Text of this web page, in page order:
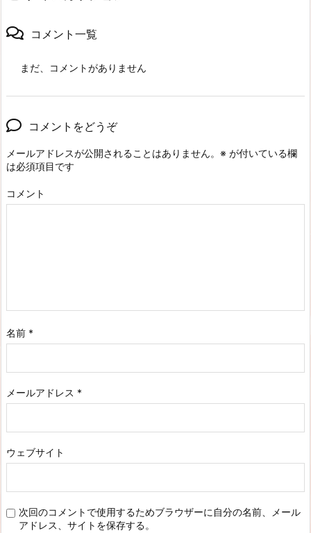
コメント一覧
まだ、コメントがありません
コメントをどうぞ
メールアドレスが公開されることはありません。 ※ が付いている欄
は必須項目です
コメント
名前 *
メールアドレス *
ウェブサイト
次回のコメントで使用するためブラウザーに自分の名前、メール
アドレス、サイトを保存する。